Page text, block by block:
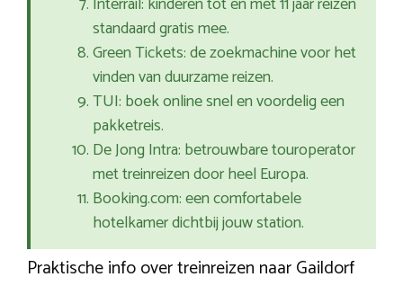
standaard gratis mee.
Green Tickets: de zoekmachine voor het
vinden van duurzame reizen.
TUI: boek online snel en voordelig een
pakketreis.
De Jong Intra: betrouwbare touroperator
met treinreizen door heel Europa.
Booking.com: een comfortabele
hotelkamer dichtbij jouw station.
Praktische info over treinreizen naar Gaildorf